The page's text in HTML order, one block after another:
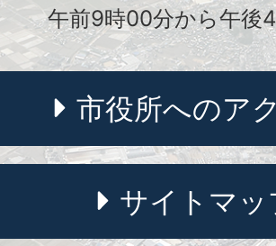
午前9時00分から午後
市役所へのア
サイトマッ